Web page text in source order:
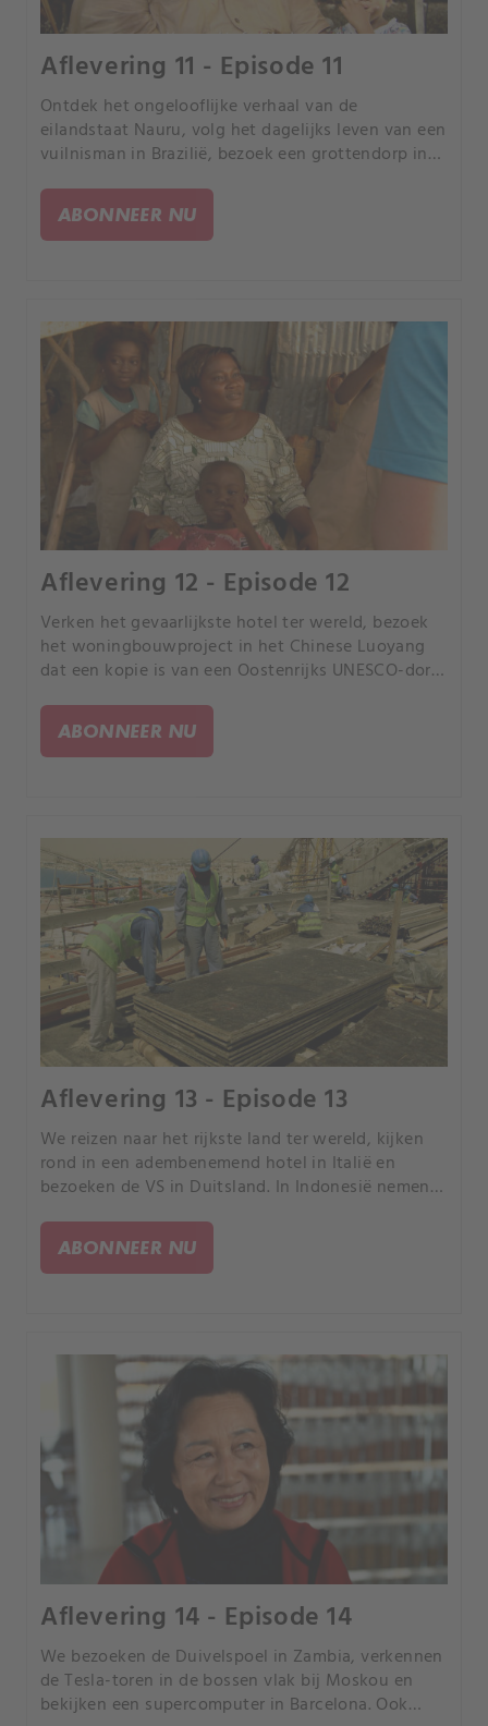
Aflevering 11 - Episode 11
Ontdek het ongelooflijke verhaal van de
eilandstaat Nauru, volg het dagelijks leven van een
vuilnisman in Brazilië, bezoek een grottendorp in
werkomstandigheden van een man die in de
woestijn van Egypte werkt.
ABONNEER NU
Aflevering 12 - Episode 12
Verken het gevaarlijkste hotel ter wereld, bezoek
het woningbouwproject in het Chinese Luoyang
dat een kopie is van een Oostenrijks UNESCO-dorp
stranden ter wereld.
ABONNEER NU
Aflevering 13 - Episode 13
We reizen naar het rijkste land ter wereld, kijken
rond in een adembenemend hotel in Italië en
bezoeken de VS in Duitsland. In Indonesië nemen
en we ontdekken een onbekende wereld onder
Moskou.
ABONNEER NU
Aflevering 14 - Episode 14
We bezoeken de Duivelspoel in Zambia, verkennen
de Tesla-toren in de bossen vlak bij Moskou en
bekijken een supercomputer in Barcelona. Ook